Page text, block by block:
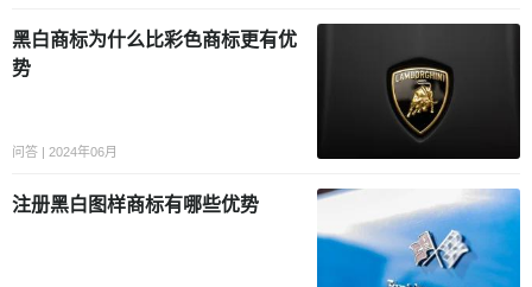
黑白商标为什么比彩色商标更有优
势
问答 | 2024年06月
注册黑白图样商标有哪些优势